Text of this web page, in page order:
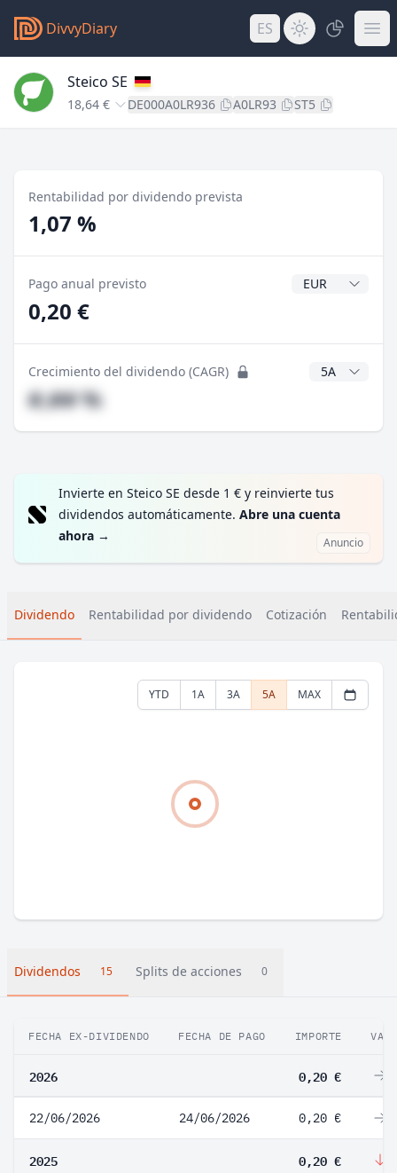
DivvyDiary ES
Steico SE
18,64 € DE000A0LR936 A0LR93 ST5
Rentabilidad por dividendo prevista
1,07 %
Pago anual previsto Divisa del
0,20 €
Crecimiento del dividendo (CAGR) Años CAGR
#,## %
Invierte en Steico SE desde 1 € y reinvierte tus
dividendos automáticamente. Abre una cuenta
ahora → Anuncio
Dividendo Rentabilidad por dividendo Cotización
YTD 1A 3A 5A MAX
Dividendos 15 Splits de acciones 0
FECHA EX-DIVIDENDO FECHA DE PAGO IMPORTE
2026 0,20 €
22/06/2026 24/06/2026 0,20 €
2025 0,20 €